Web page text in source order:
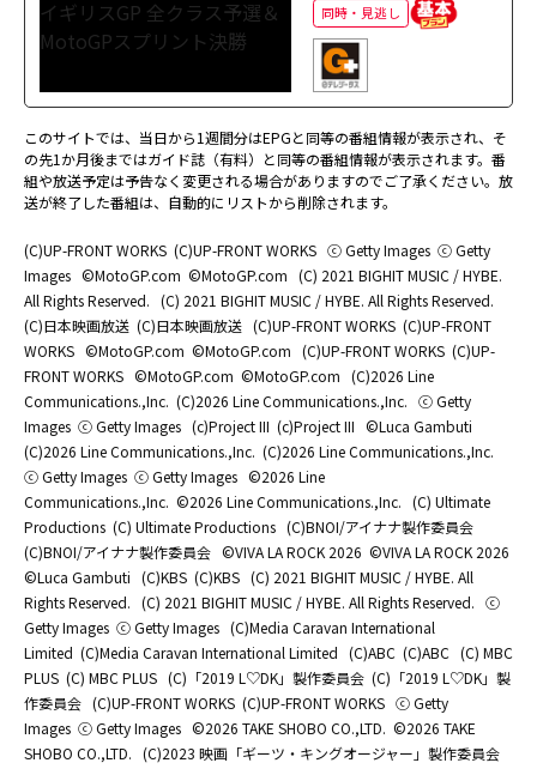
同時・見逃し
このサイトでは、当日から1週間分はEPGと同等の番組情報が表示され、そ
の先1か月後まではガイド誌（有料）と同等の番組情報が表示されます。番
組や放送予定は予告なく変更される場合がありますのでご了承ください。放
送が終了した番組は、自動的にリストから削除されます。
(C)UP-FRONT WORKS (C)UP-FRONT WORKS ⓒ Getty Images ⓒ Getty
Images ©MotoGP.com ©MotoGP.com (C) 2021 BIGHIT MUSIC / HYBE.
All Rights Reserved. (C) 2021 BIGHIT MUSIC / HYBE. All Rights Reserved.
(C)日本映画放送 (C)日本映画放送 (C)UP-FRONT WORKS (C)UP-FRONT
WORKS ©MotoGP.com ©MotoGP.com (C)UP-FRONT WORKS (C)UP-
FRONT WORKS ©MotoGP.com ©MotoGP.com (C)2026 Line
Communications.,Inc. (C)2026 Line Communications.,Inc. ⓒ Getty
Images ⓒ Getty Images (c)Project III (c)Project III ©Luca Gambuti
(C)2026 Line Communications.,Inc. (C)2026 Line Communications.,Inc.
ⓒ Getty Images ⓒ Getty Images ©2026 Line
Communications.,Inc. ©2026 Line Communications.,Inc. (C) Ultimate
Productions (C) Ultimate Productions (C)BNOI/アイナナ製作委員会
(C)BNOI/アイナナ製作委員会 ©️VIVA LA ROCK 2026 ©️VIVA LA ROCK 2026
©Luca Gambuti (C)KBS (C)KBS (C) 2021 BIGHIT MUSIC / HYBE. All
Rights Reserved. (C) 2021 BIGHIT MUSIC / HYBE. All Rights Reserved. ⓒ
Getty Images ⓒ Getty Images (C)Media Caravan International
Limited (C)Media Caravan International Limited (C)ABC (C)ABC (C) MBC
PLUS (C) MBC PLUS (C)「2019 L♡DK」製作委員会 (C)「2019 L♡DK」製
作委員会 (C)UP-FRONT WORKS (C)UP-FRONT WORKS ⓒ Getty
Images ⓒ Getty Images ©2026 TAKE SHOBO CO.,LTD. ©2026 TAKE
SHOBO CO.,LTD. (C)2023 映画「ギーツ・キングオージャー」製作委員会